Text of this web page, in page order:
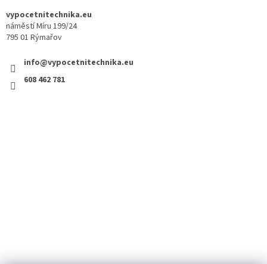
vypocetnitechnika.eu
náměstí Míru 199/24
795 01 Rýmařov
info@vypocetnitechnika.eu
608 462 781